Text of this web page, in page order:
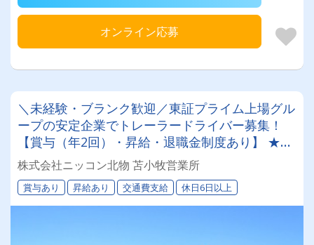
オンライン応募
＼未経験・ブランク歓迎／東証プライム上場グル
ープの安定企業でトレーラードライバー募集！
【賞与（年2回）・昇給・退職金制度あり】 ★一
人一台の専属車両★無事故等で月給24,000円UP
のチャンス◎★資格取得支援制度★希望休＆育休
実績あり！女性ドライバーも活躍中の働きやすい
職場です♪
株式会社ニッコン北物 苫小牧営業所
賞与あり 昇給あり 交通費支給 休日6日以上